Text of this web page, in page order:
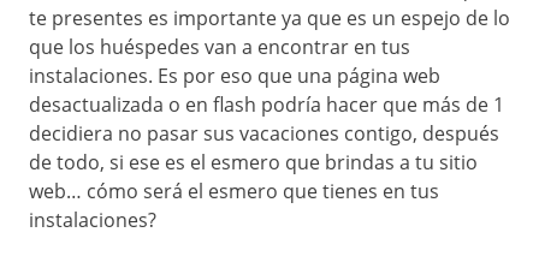
te presentes es importante ya que es un espejo de lo
que los huéspedes van a encontrar en tus
instalaciones. Es por eso que una página web
desactualizada o en flash podría hacer que más de 1
decidiera no pasar sus vacaciones contigo, después
de todo, si ese es el esmero que brindas a tu sitio
web… cómo será el esmero que tienes en tus
instalaciones?